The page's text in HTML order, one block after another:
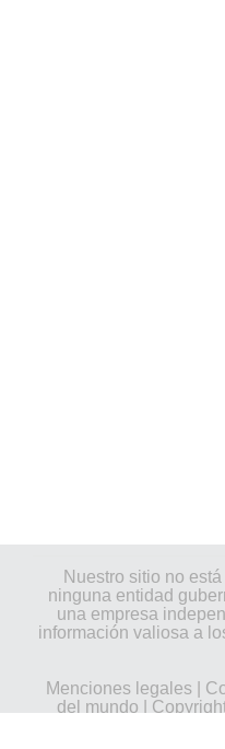
Nuestro sitio no
ninguna entidad
una empresa
información valiosa a
Menciones legales
del mundo |